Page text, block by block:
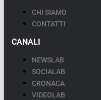
CHI SIAMO
CONTATTI
CANALI
NEWSLAB
SOCIALAB
CRONACA
VIDEOLAB